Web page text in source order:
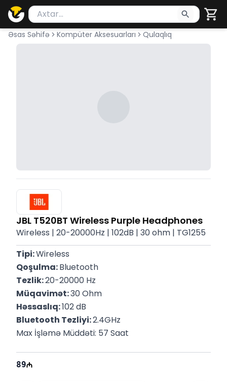
Məhsul axtar
Axtarış üçün ən azı 2 simvol yazın. Göndərmək
Əsas Səhifə Kompüter Aksesuarları Qulaqlıq
JBL T520BT Wireless Purple Headphones
Wireless | 20-20000Hz | 102dB | 30 ohm | TG1255
Tipi: Wireless
Qoşulma: Bluetooth
Tezlik: 20-20000 Hz
Müqavimət: 30 Ohm
Həssaslıq: 102 dB
Bluetooth Tezliyi: 2.4GHz
Max İşləmə Müddəti: 57 Saat
89